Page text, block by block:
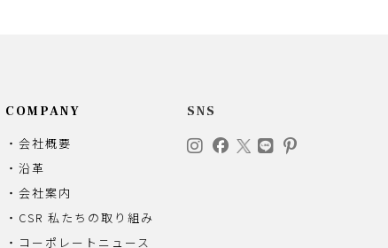
COMPANY
・会社概要
・沿革
・会社案内
・CSR 私たちの取り組み
・コーポレートニュース
SNS